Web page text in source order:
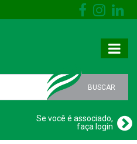
BUSCAR
Se você é associado,
faça login